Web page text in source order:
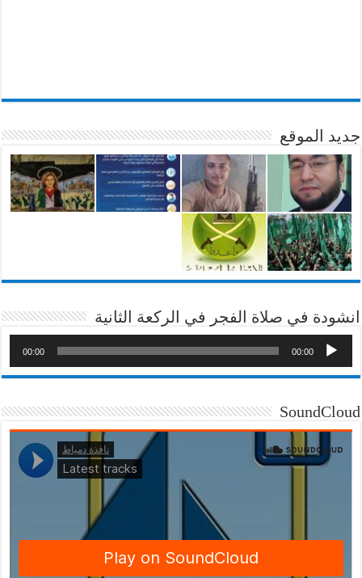
جديد الموقع
انشودة في صلاة الفجر في الركعة الثانية
00:00
00:00
SoundCloud